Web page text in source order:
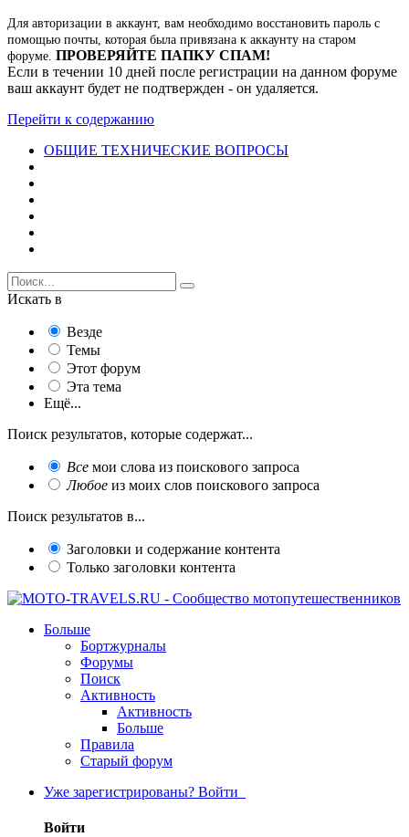
Для авторизации в аккаунт, вам необходимо восстановить пароль с
помощью почты, которая была привязана к аккаунту на старом
форуме. ПРОВЕРЯЙТЕ ПАПКУ СПАМ!
Если в течении 10 дней после регистрации на данном форуме
ваш аккаунт будет не подтвержден - он удаляется.
Перейти к содержанию
ОБЩИЕ ТЕХНИЧЕСКИЕ ВОПРОСЫ
Искать в
Везде
Темы
Этот форум
Эта тема
Ещё...
Поиск результатов, которые содержат...
Все мои слова из поискового запроса
Любое из моих слов поискового запроса
Поиск результатов в...
Заголовки и содержание контента
Только заголовки контента
Больше
Бортжурналы
Форумы
Поиск
Активность
Активность
Больше
Правила
Старый форум
Уже зарегистрированы? Войти
Войти